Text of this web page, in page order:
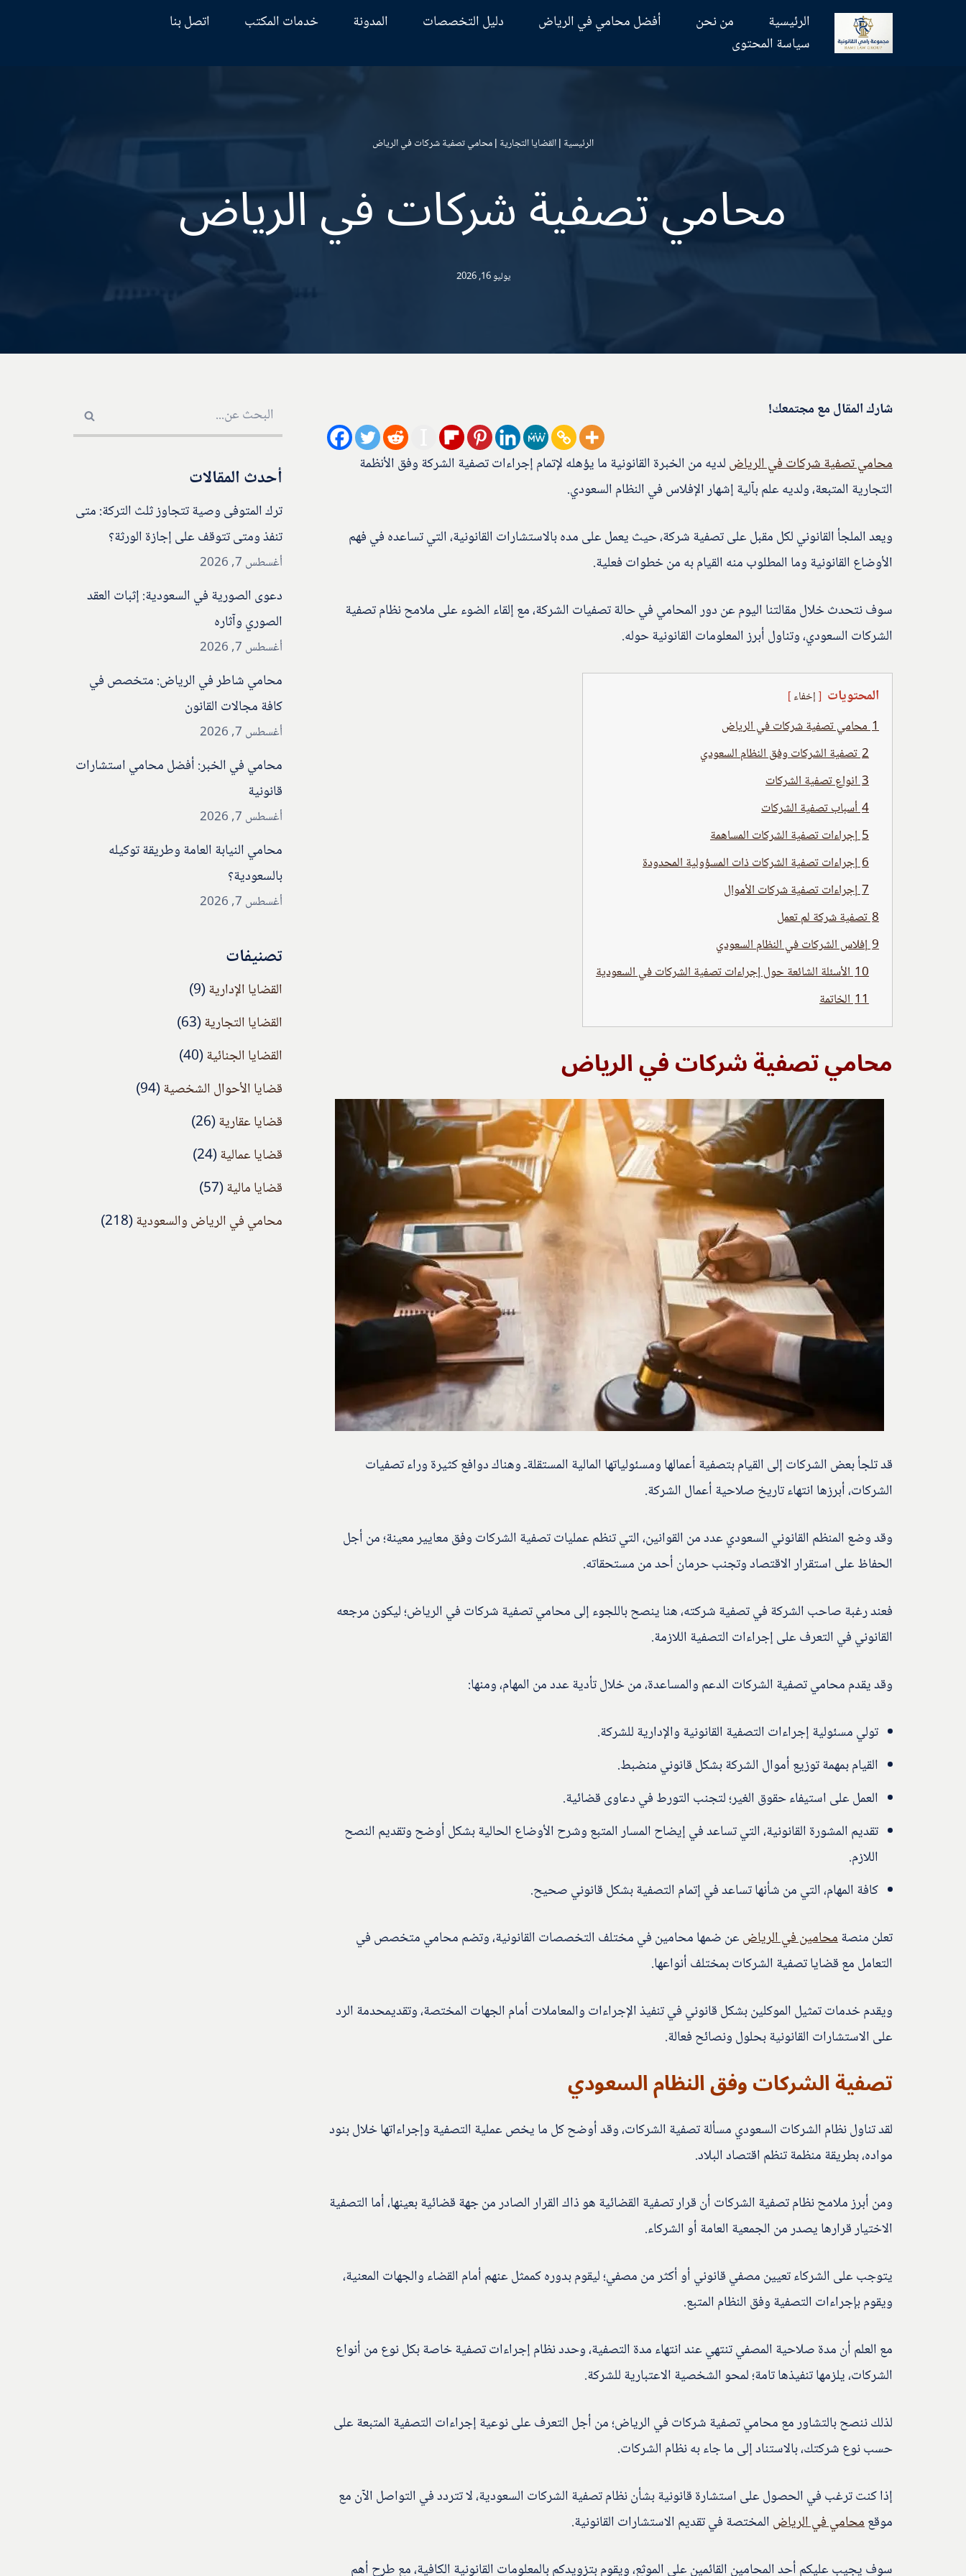
الرئيسية من نحن أفضل محامي في الرياض دليل التخصصات المدونة خدمات المكتب
اتصل بنا
سياسة المحتوى
الرئيسية |القضايا التجارية |محامي تصفية شركات في الرياض
محامي تصفية شركات في الرياض
يوليو 16, 2026
شارك المقال مع مجتمعك!
محامي تصفية شركات في الرياضلديه من الخبرة القانونية ما يؤهله لإتمام إجراءات تصفية الشركة وفق الأنظمة
التجارية المتبعة، ولديه علم بآلية إشهار الإفلاس في النظام السعودي.
ويعد الملجأ القانوني لكل مقبل على تصفية شركة، حيث يعمل على مده بالاستشارات القانونية، التي تساعده في فهم
الأوضاع القانونية وما المطلوب منه القيام به من خطوات فعلية.
سوف نتحدث خلال مقالتنا اليوم عن دور المحامي في حالة تصفيات الشركة، مع إلقاء الضوء على ملامح نظام تصفية
الشركات السعودي، وتناول أبرز المعلومات القانونية حوله.
المحتويات إخفاء
1 محامي تصفية شركات في الرياض
2 تصفية الشركات وفق النظام السعودي
3 انواع تصفية الشركات
4 أسباب تصفية الشركات
5 إجراءات تصفية الشركات المساهمة
6 إجراءات تصفية الشركات ذات المسؤولية المحدودة
7 إجراءات تصفية شركات الأموال
8 تصفية شركة لم تعمل
9 إفلاس الشركات في النظام السعودي
10 الأسئلة الشائعة حول إجراءات تصفية الشركات في السعودية
11 الخاتمة
محامي تصفية شركات في الرياض
قد تلجأ بعض الشركات إلى القيام بتصفية أعمالها ومسئولياتها المالية المستقلةـ وهناك دوافع كثيرة وراء تصفيات
الشركات، أبرزها انتهاء تاريخ صلاحية أعمال الشركة.
وقد وضع المنظم القانوني السعودي عدد من القوانين، التي تنظم عمليات تصفية الشركات وفق معايير معينة؛ من أجل
الحفاظ على استقرار الاقتصاد وتجنب حرمان أحد من مستحقاته.
فعند رغبة صاحب الشركة في تصفية شركته، هنا ينصح باللجوء إلى محامي تصفية شركات في الرياض؛ ليكون مرجعه
القانوني في التعرف على إجراءات التصفية اللازمة.
وقد يقدم محامي تصفية الشركات الدعم والمساعدة، من خلال تأدية عدد من المهام، ومنها:
تولي مسئولية إجراءات التصفية القانونية والإدارية للشركة.
القيام بمهمة توزيع أموال الشركة بشكل قانوني منضبط.
العمل على استيفاء حقوق الغير؛ لتجنب التورط في دعاوى قضائية.
تقديم المشورة القانونية، التي تساعد في إيضاح المسار المتبع وشرح الأوضاع الحالية بشكل أوضح وتقديم النصح
اللازم.
كافة المهام، التي من شأنها تساعد في إتمام التصفية بشكل قانوني صحيح.
تعلن منصةمحامين في الرياضعن ضمها محامين في مختلف التخصصات القانونية، وتضم محامي متخصص في
التعامل مع قضايا تصفية الشركات بمختلف أنواعها.
ويقدم خدمات تمثيل الموكلين بشكل قانوني في تنفيذ الإجراءات والمعاملات أمام الجهات المختصة، وتقديمحدمة الرد
على الاستشارات القانونية بحلول ونصائح فعالة.
تصفية الشركات وفق النظام السعودي
لقد تناول نظام الشركات السعودي مسألة تصفية الشركات، وقد أوضح كل ما يخص عملية التصفية وإجراءاتها خلال بنود
مواده، بطريقة منظمة تنظم اقتصاد البلاد.
ومن أبرز ملامح نظام تصفية الشركات أن قرار تصفية القضائية هو ذاك القرار الصادر من جهة قضائية بعينها، أما التصفية
الاختيار قرارها يصدر من الجمعية العامة أو الشركاء.
يتوجب على الشركاء تعيين مصفي قانوني أو أكثر من مصفي؛ ليقوم بدوره كممثل عنهم أمام القضاء والجهات المعنية،
ويقوم بإجراءات التصفية وفق النظام المتبع.
مع العلم أن مدة صلاحية المصفي تنتهي عند انتهاء مدة التصفية، وحدد نظام إجراءات تصفية خاصة بكل نوع من أنواع
الشركات، يلزمها تنفيذها تامة؛ لمحو الشخصية الاعتبارية للشركة.
لذلك ننصح بالتشاور مع محامي تصفية شركات في الرياض؛ من أجل التعرف على نوعية إجراءات التصفية المتبعة على
حسب نوع شركتك، بالاستناد إلى ما جاء به نظام الشركات.
إذا كنت ترغب في الحصول على استشارة قانونية بشأن نظام تصفية الشركات السعودية، لا تتردد في التواصل الآن مع
موقعمحامي في الرياضالمختصة في تقديم الاستشارات القانونية.
سوف يجيب عليكم أحد المحامين القائمين على الموثع، ويقوم بتزويدكم بالمعلومات القانونية الكافية، مع طرح أهم
أحدث المقالات
ترك المتوفى وصية تتجاوز ثلث التركة: متى
تنفذ ومتى تتوقف على إجازة الورثة؟
أغسطس 7, 2026
دعوى الصورية في السعودية: إثبات العقد
الصوري وآثاره
أغسطس 7, 2026
محامي شاطر في الرياض: متخصص في
كافة مجالات القانون
أغسطس 7, 2026
محامي في الخبر: أفضل محامي استشارات
قانونية
أغسطس 7, 2026
محامي النيابة العامة وطريقة توكيله
بالسعودية؟
أغسطس 7, 2026
تصنيفات
القضايا الإدارية(9)
القضايا التجارية(63)
القضايا الجنائية(40)
قضايا الأحوال الشخصية(94)
قضايا عقارية(26)
قضايا عمالية(24)
قضايا مالية(57)
محامي في الرياض والسعودية(218)